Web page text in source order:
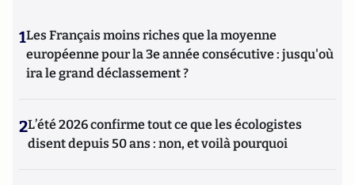
1Les Français moins riches que la moyenne
européenne pour la 3e année consécutive : jusqu'où
ira le grand déclassement ?
2L’été 2026 confirme tout ce que les écologistes
disent depuis 50 ans : non, et voilà pourquoi